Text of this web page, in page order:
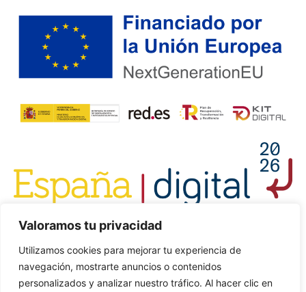
Valoramos tu privacidad
Utilizamos cookies para mejorar tu experiencia de
navegación, mostrarte anuncios o contenidos
personalizados y analizar nuestro tráfico. Al hacer clic en